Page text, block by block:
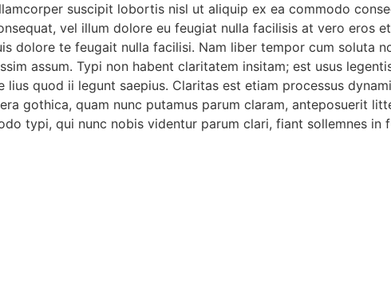
suscipit lobortis nisl ut aliquip ex ea commodo
vel illum dolore eu feugiat nulla facilisis at vero eros
dolore te feugait nulla facilisi. Nam liber tempor cum soluta
assum. Typi non habent claritatem insitam; est usus
quod ii legunt saepius. Claritas est etiam processus
gothica, quam nunc putamus parum claram, anteposuerit
typi, qui nunc nobis videntur parum clari, fiant sollemnes in